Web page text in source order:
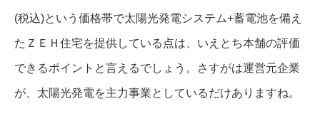
(税込)という価格帯で太陽光発電システム+蓄電池を備え
たＺＥＨ住宅を提供している点は、いえとち本舗の評価
できるポイントと言えるでしょう。さすがは運営元企業
が、太陽光発電を主力事業としているだけありますね。